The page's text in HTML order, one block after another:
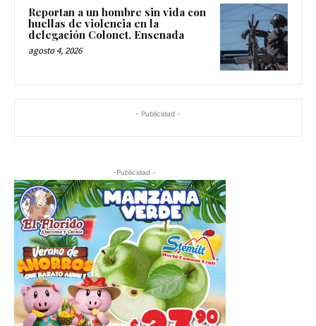
Reportan a un hombre sin vida con
huellas de violencia en la
delegación Colonet, Ensenada
agosto 4, 2026
- Publicidad -
-Publicidad -